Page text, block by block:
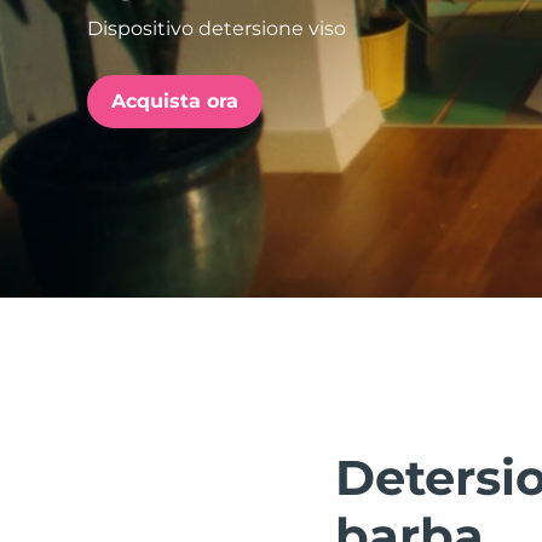
Dispositivo detersione viso
Acquista ora
issa™ Teeth Whitening Set
FAQ™ Dual LED Panel
POPOLARE